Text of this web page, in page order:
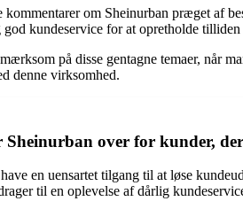
kommentarer om Sheinurban præget af
kundeservice for at opretholde
på disse gentagne temaer, når
denne virksomhed.
over for kunder,
en uensartet tilgang til at løse
til en oplevelse af dårlig